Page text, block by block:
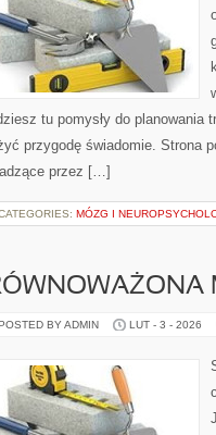
tu pomysły do planowania
przygodę świadomie. Strona
przez […]
MÓZG I
BY ADMIN LUT - 3 - 2026